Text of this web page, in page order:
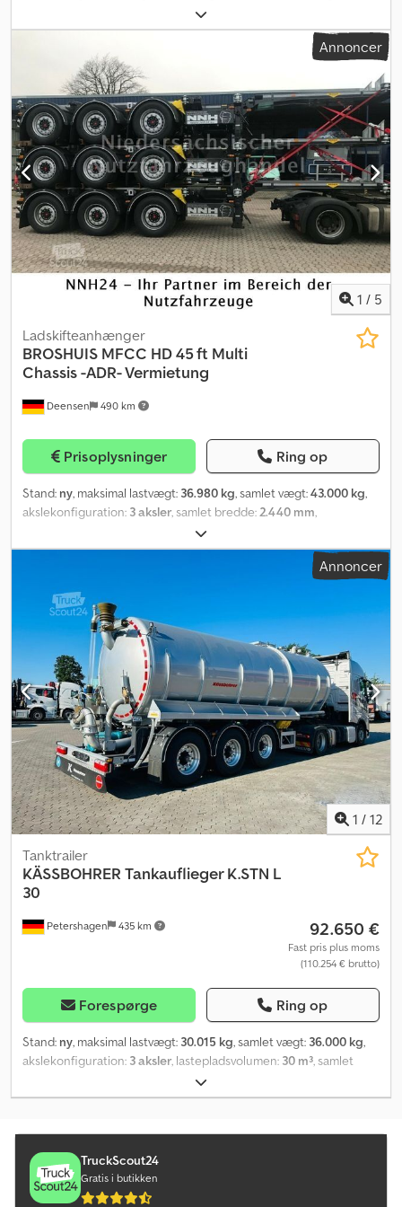
, læsningsbredde:
dækstørrelse:385/55 R 22,5, Udstyr:ABS, NY, SAF-skivebremser, 1.
aksel løftbar, reservedækholder, værktøjskasse, ADR, skibskroge,
slidindikatorer til bremseklodser, twist-lock til alle typer
containere, forlængelig både centralt og bagtil, flere enheder
tilgængelige, også tilgængelig i version med 3. styreaksel. Dkedpfx
Asg H Dz Uol Nor
Annoncer
1 / 5
Deensen 490 km
Ladskifteanhænger
BROSHUIS MFCC HD 45 ft Multi
Chassis -ADR- Vermietung
Prisoplysninger Ring op
Stand: ny, maksimal lastvægt: 36.980 kg, samlet vægt:43.000 kg,
akslekonfiguration: 3 aksler, samlet bredde:2.440 mm,
ABS, * Pålideligt chassis til alle
containertyper (20 ft til 45 ft) * Standard tankposition
Djdpetuyyvefx Al Nskr * Meget nem og let betjening takket være
'Easy select system'. Føreren behøver kun at stige ud af lastbilen
én gang. * Slidfrit skubbesystem * 3 x 9 t akseltryk * 5,3 t
egenvægt * Løfteaksel Takket være 'Easy select system' behøver
føreren kun at stige ud af lastbilen én gang for at indstille den
korrekte containerposition. Efter indstillingen kan chassiset nemt
skydes ind og ud ved frem- og tilbagekørsel med trækker.
UDLEJES FRA €700,- netto Fås med det samme, flere enheder på
lager
Annoncer
1 / 12
Petershagen 435 km
Tanktrailer
KÄSSBOHRER Tankauflieger K.STN L
30
92.650 €
Fast pris plus moms
(110.254 € brutto)
Forespørge Ring op
Stand: ny, maksimal lastvægt: 30.015 kg, samlet vægt: 36.000 kg,
akslekonfiguration: 3 aksler, lastepladsvolumen: 30 m³, samlet
3.960 mm
Udstyr:ABS, Kässbohrer K.STN L 30 rustfrit ståltanktrailer 30 m³ til
Højde (tomt køretøj): 3.960 mm - Akselafstand: 5.000 mm - Bageste
udhæng: 3.050 mm - Saddelhøjde: 1.320 mm - Tankdiameter: 2.200
mm TEKNISKE DATA: - Volumen: 30,0 m³ - Egenvægt: 6.045 kg -
Akselkapacitet: 27.000 kg - Kongsboltens bæreevne/Saddeltryk:
TruckScout24
Gratis i butikken